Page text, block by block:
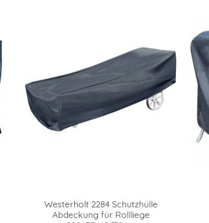
Westerholt 2284 Schutzhülle
Abdeckung für Rollliege